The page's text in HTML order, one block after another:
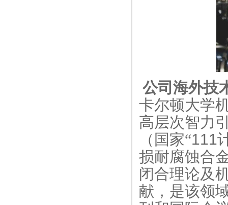
公司海外技
卡尔顿大学
高层次智力
（国家“111
损耐腐蚀合
闭合理论及
献，是该领